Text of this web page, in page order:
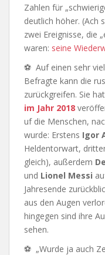
Zahlen für
deutlich höher. (Ach
zwei Ereignisse, die
waren: seine
⚽ Auf einen sehr
Befragte kann die
zurückgreifen. Sie
im Jahr 2018
uf die Menschen,
wurde: Erstens Igor
Heldentorwart,
gleich), außerdem
und Lionel Messi
Jahresende
aus den Augen
hingegen sind ihre
sehen.
⚽ „Wurde ja auch